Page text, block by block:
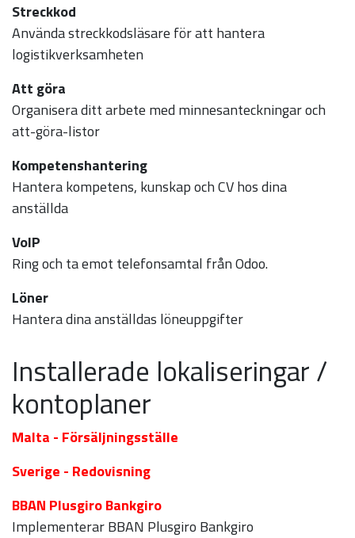
Streckkod
Använda streckkodsläsare för att hantera
logistikverksamheten
Att göra
Organisera ditt arbete med minnesanteckningar och
att-göra-listor
Kompetenshantering
Hantera kompetens, kunskap och CV hos dina
anställda
VoIP
Ring och ta emot telefonsamtal från Odoo.
Löner
Hantera dina anställdas löneuppgifter
Installerade lokaliseringar /
kontoplaner
Malta - Försäljningsställe
Sverige - Redovisning
BBAN Plusgiro Bankgiro
Implementerar BBAN Plusgiro Bankgiro